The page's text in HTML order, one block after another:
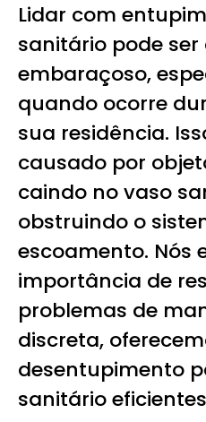
Lidar com
sanitário pode
embaraçoso,
quando ocorre
sua residência.
causado por
caindo no vaso
obstruindo o
escoamento. Nós
importância de
problemas de
discreta,
desentupimento
sanitário